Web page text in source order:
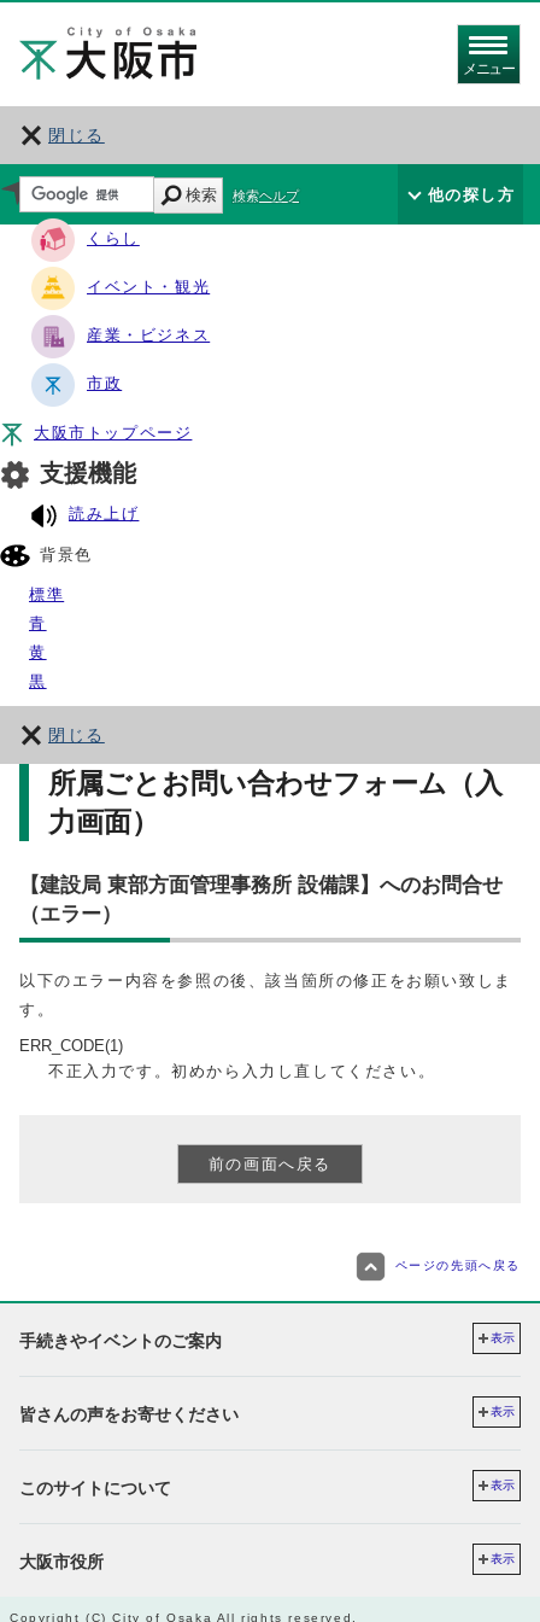
メニュー
閉じる
サイト・ナビ
くらし
イベント・観光
産業・ビジネス
市政
大阪市トップページ
支援機能
読み上げ
背景色
標準
青
黄
黒
閉じる
検索 検索ヘルプ 他の探し方
所属ごとお問い合わせフォーム（入
力画面）
【建設局 東部方面管理事務所 設備課】へのお問合せ
（エラー）
以下のエラー内容を参照の後、該当箇所の修正をお願い致しま
す。
ERR_CODE(1)
不正入力です。初めから入力し直してください。
ページの先頭へ戻る
手続きやイベントのご案内 表示
皆さんの声をお寄せください 表示
このサイトについて 表示
大阪市役所 表示
Copyright (C) City of Osaka All rights reserved.